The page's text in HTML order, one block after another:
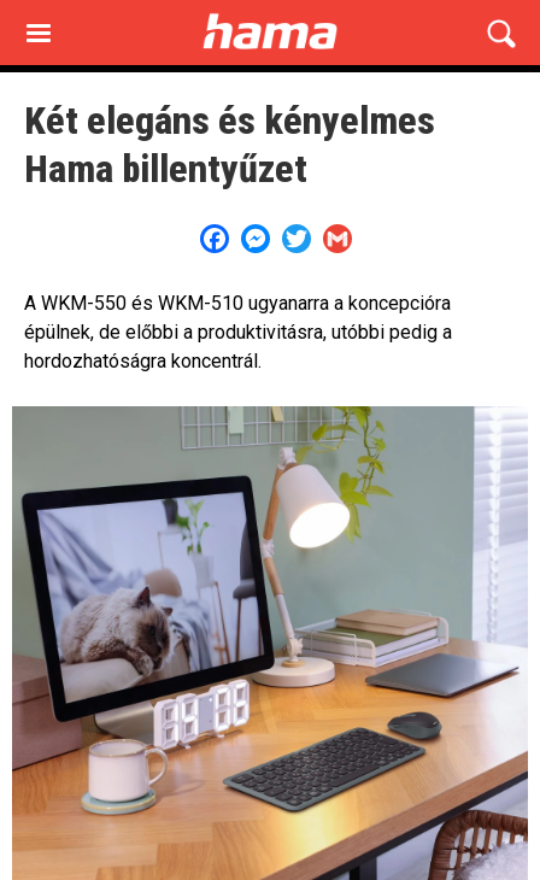
main
content
Két elegáns és kényelmes
Hama billentyűzet
FacebookMessenger
Twitter
A WKM-550 és WKM-510 ugyanarra a koncepcióra
épülnek, de előbbi a produktivitásra, utóbbi pedig a
hordozhatóságra koncentrál.